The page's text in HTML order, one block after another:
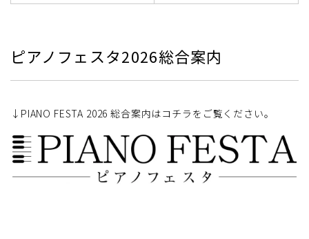
ピアノフェスタ2026総合案内
↓PIANO FESTA 2026 総合案内はコチラをご覧ください。